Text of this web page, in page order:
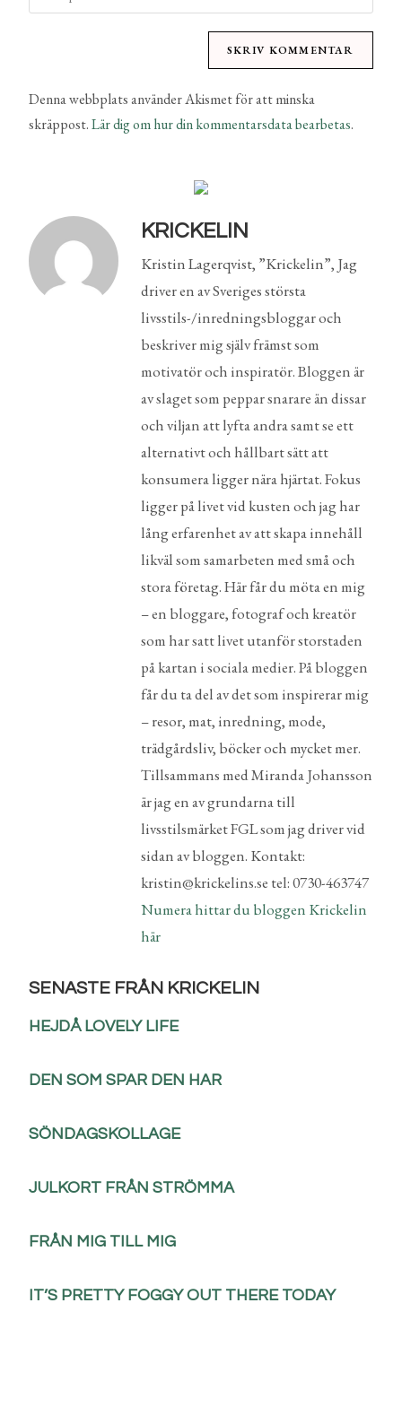
Denna webbplats använder Akismet för att minska
skräppost.Lär dig om hur din kommentarsdata bearbetas.
KRICKELIN
Kristin Lagerqvist, ”Krickelin”, Jag
driver en av Sveriges största
livsstils-/inredningsbloggar och
beskriver mig själv främst som
motivatör och inspiratör. Bloggen är
av slaget som peppar snarare än dissar
och viljan att lyfta andra samt se ett
alternativt och hållbart sätt att
konsumera ligger nära hjärtat. Fokus
ligger på livet vid kusten och jag har
lång erfarenhet av att skapa innehåll
likväl som samarbeten med små och
stora företag. Här får du möta en mig
– en bloggare, fotograf och kreatör
som har satt livet utanför storstaden
på kartan i sociala medier. På bloggen
får du ta del av det som inspirerar mig
– resor, mat, inredning, mode,
trädgårdsliv, böcker och mycket mer.
Tillsammans med Miranda Johansson
är jag en av grundarna till
livsstilsmärket FGL som jag driver vid
sidan av bloggen. Kontakt:
kristin@krickelins.se tel: 0730-463747
Numera hittar du bloggen Krickelin
här
SENASTE FRÅN KRICKELIN
HEJDÅ LOVELY LIFE
DEN SOM SPAR DEN HAR
SÖNDAGSKOLLAGE
JULKORT FRÅN STRÖMMA
FRÅN MIG TILL MIG
IT’S PRETTY FOGGY OUT THERE TODAY